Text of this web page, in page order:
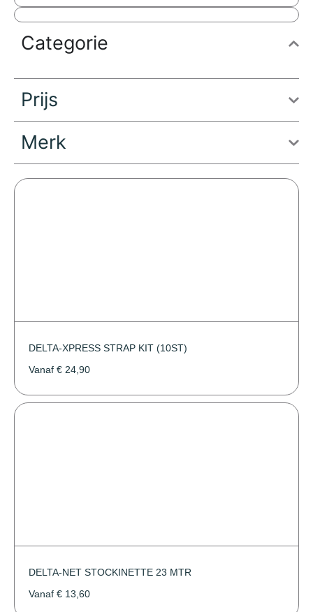
Categorie
Prijs
Merk
DELTA-XPRESS STRAP KIT (10ST)
Vanaf € 24,90
DELTA-NET STOCKINETTE 23 MTR
Vanaf € 13,60